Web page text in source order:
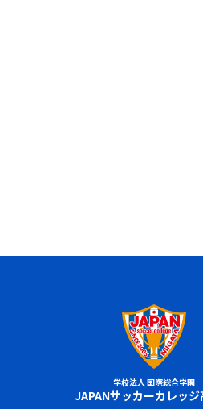
学校法人 国際総合学園
JAPANサッカーカレッ